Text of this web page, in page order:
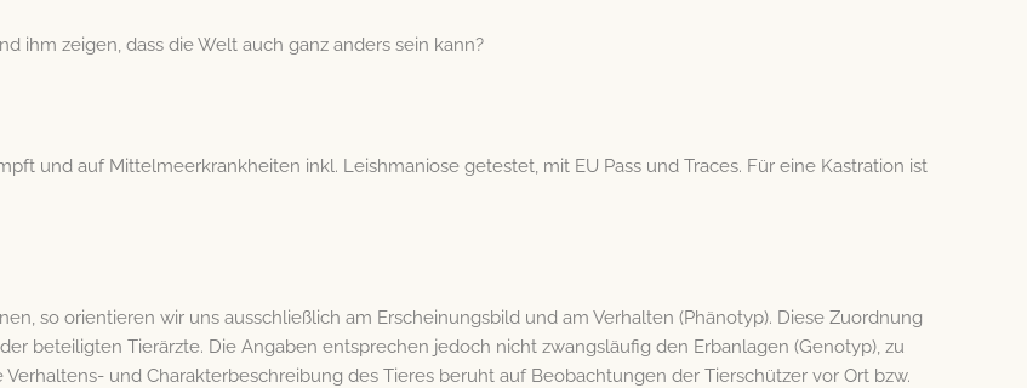
ihm zeigen, dass die Welt auch ganz anders sein kann?
und auf Mittelmeerkrankheiten inkl. Leishmaniose getestet, mit EU Pass und Traces. Für eine Kastration ist
so orientieren wir uns ausschließlich am Erscheinungsbild und am Verhalten (Phänotyp). Diese Zuordnung
beteiligten Tierärzte. Die Angaben entsprechen jedoch nicht zwangsläufig den Erbanlagen (Genotyp), zu
und Charakterbeschreibung des Tieres beruht auf Beobachtungen der Tierschützer vor Ort bzw.